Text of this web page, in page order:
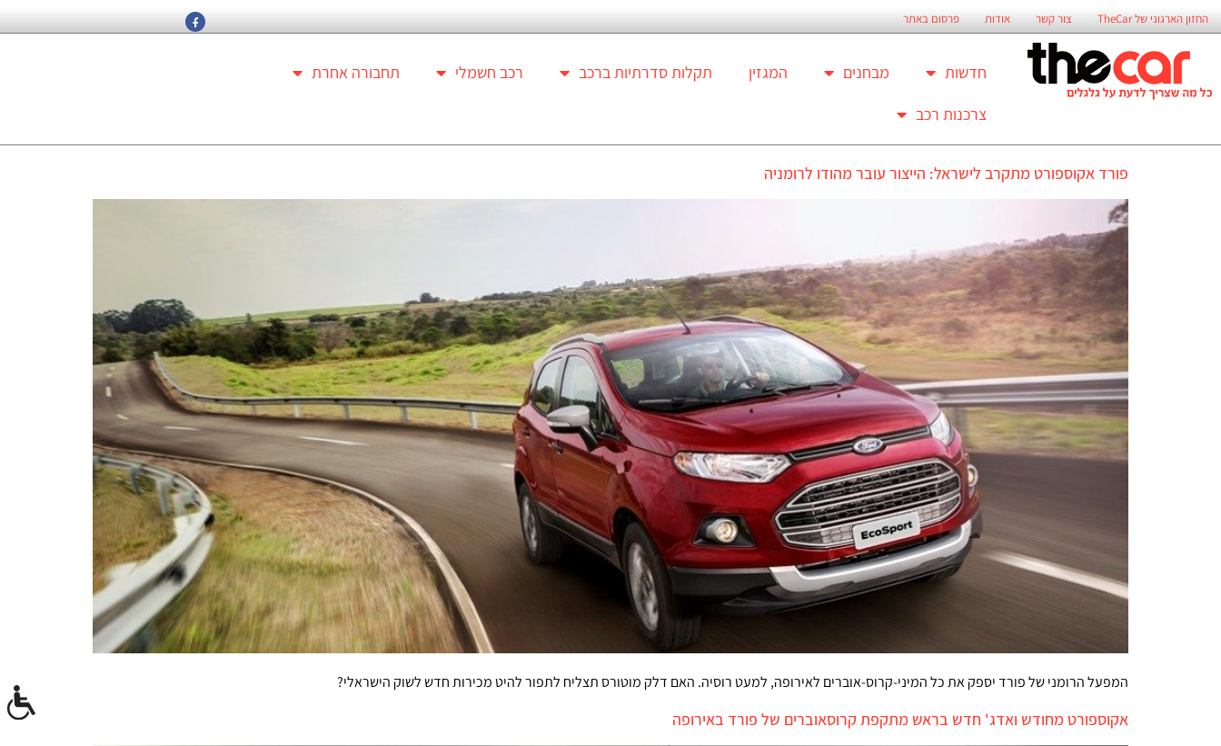
החזון הארגוני של TheCar צור קשר אודות פרסום באתר
חדשות מבחנים המגזין תקלות סדרתיות ברכב רכב חשמלי
תחבורה אחרת
צרכנות רכב
פורד אקוספורט מתקרב לישראל: הייצור עובר מהודו לרומניה
המפעל הרומני של פורד יספק את כל המיני-קרוס-אוברים לאירופה, למעט רוסיה. האם דלק מוטורס תצליח לתפור להיט מכירות חדש לשוק הישראלי?
אקוספורט מחודש ואדג' חדש בראש מתקפת קרוסאוברים של פורד באירופה